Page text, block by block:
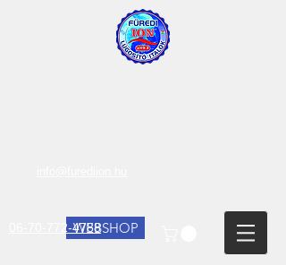
WEBSHOP
06-70-772-4788